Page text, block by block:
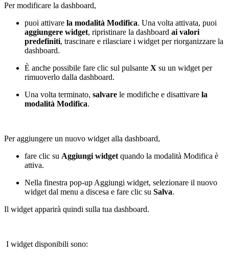
Per modificare la dashboard,
puoi attivare la modalità Modifica. Una volta attivata, puoi
aggiungere widget, ripristinare la dashboard ai valori
predefiniti, trascinare e rilasciare i widget per riorganizzare la
dashboard.
È anche possibile fare clic sul pulsante X su un widget per
rimuoverlo dalla dashboard.
Una volta terminato, salvare le modifiche e disattivare la
modalità Modifica.
Per aggiungere un nuovo widget alla dashboard,
fare clic su Aggiungi widget quando la modalità Modifica è
attiva.
Nella finestra pop-up Aggiungi widget, selezionare il nuovo
widget dal menu a discesa e fare clic su Salva.
Il widget apparirà quindi sulla tua dashboard.
I widget disponibili sono: